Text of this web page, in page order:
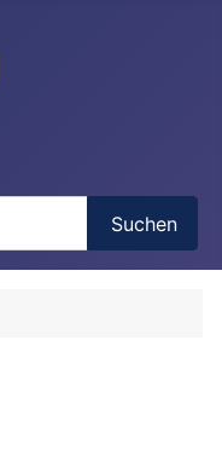
Suchen